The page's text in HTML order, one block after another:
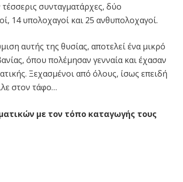
συνταγματάρχες, δύο
14 υπολοχαγοί και 25 ανθυπολοχαγοί.
αυτής της θυσίας, αποτελεί ένα μικρό
όπου πολέμησαν γενναία και έχασαν
Ξεχασμένοι από όλους, ίσως επειδή
στον τάφο…
με τον τόπο καταγωγής τους